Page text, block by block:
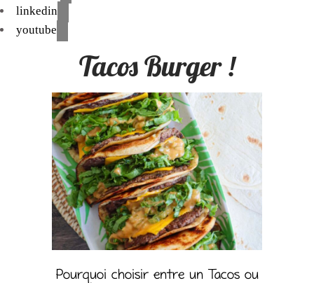
linkedin
youtube
Tacos Burger !
Pourquoi choisir entre un Tacos ou